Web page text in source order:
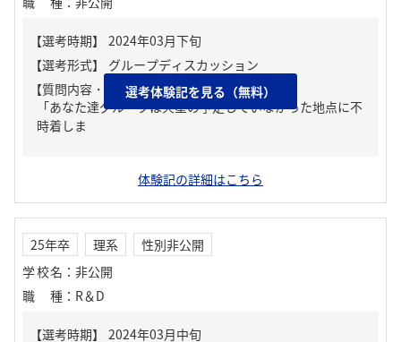
【質問内容・課題】
「あなた達グループは火星の予定していなかった地点に不
時着しま
選考体験記を見る（無料）
体験記の詳細はこちら
25年卒 理系
性別非公開
学校名 ： 非公開
職種 ： R＆D